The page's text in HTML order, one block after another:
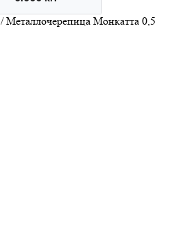
/ Металлочерепица Монкатта 0,5